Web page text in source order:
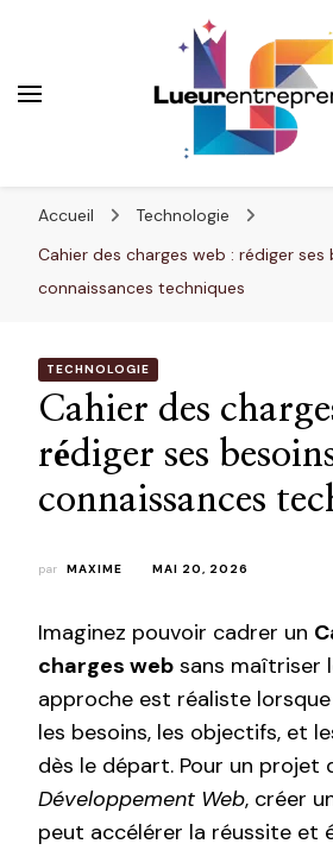
Accueil
Technologie
Cahier des charges web : rédiger ses
connaissances techniques
TECHNOLOGIE
Cahier des
rédiger ses
connaissances
par MAXIME MAI 20, 2026
Imaginez pouvoir cadrer un
charges web sans maîtriser
approche est réaliste
les besoins, les objectifs, et
dès le départ. Pour un projet
Développement Web, créer
peut accélérer la réussite et